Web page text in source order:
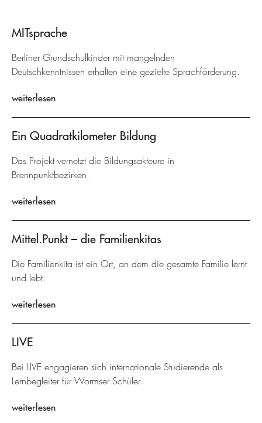
MITsprache
Berliner Grundschulkinder mit mangelnden
Deutschkenntnissen erhalten eine gezielte Sprachförderung.
weiterlesen
Ein Quadratkilometer Bildung
Das Projekt vernetzt die Bildungsakteure in
Brennpunktbezirken.
weiterlesen
Mittel.Punkt – die Familienkitas
Die Familienkita ist ein Ort, an dem die gesamte Familie lernt
und lebt.
weiterlesen
LIVE
Bei LIVE engagieren sich internationale Studierende als
Lernbegleiter für Wormser Schüler.
weiterlesen